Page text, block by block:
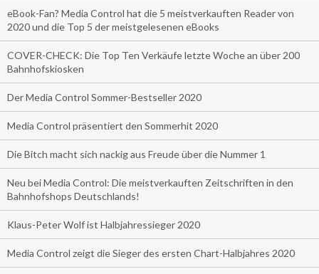
eBook-Fan? Media Control hat die 5 meistverkauften Reader von
2020 und die Top 5 der meistgelesenen eBooks
COVER-CHECK: Die Top Ten Verkäufe letzte Woche an über 200
Bahnhofskiosken
Der Media Control Sommer-Bestseller 2020
Media Control präsentiert den Sommerhit 2020
Die Bitch macht sich nackig aus Freude über die Nummer 1
Neu bei Media Control: Die meistverkauften Zeitschriften in den
Bahnhofshops Deutschlands!
Klaus-Peter Wolf ist Halbjahressieger 2020
Media Control zeigt die Sieger des ersten Chart-Halbjahres 2020